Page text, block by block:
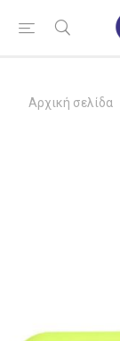
Αρχική σελίδα